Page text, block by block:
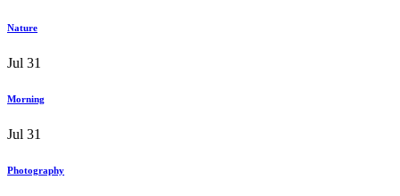
Nature
Jul 31
Morning
Jul 31
Photography